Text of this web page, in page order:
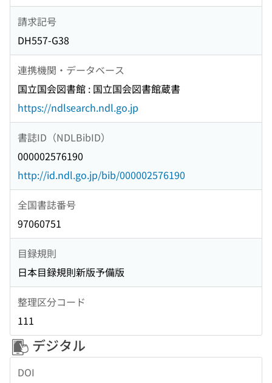
請求記号
DH557-G38
連携機関・データベース
国立国会図書館 : 国立国会図書館蔵書
https://ndlsearch.ndl.go.jp
書誌ID（NDLBibID）
000002576190
http://id.ndl.go.jp/bib/000002576190
全国書誌番号
97060751
目録規則
日本目録規則新版予備版
整理区分コード
111
デジタル
DOI